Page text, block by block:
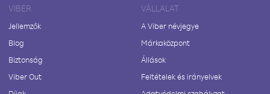
VIBER
Jellemzők
Blog
Biztonság
Viber Out
VÁLLALAT
A Viber névjegye
Márkaközpont
Állások
Feltételek és irányelvek